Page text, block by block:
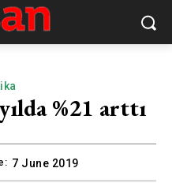
%21 arttı
7 June 2019